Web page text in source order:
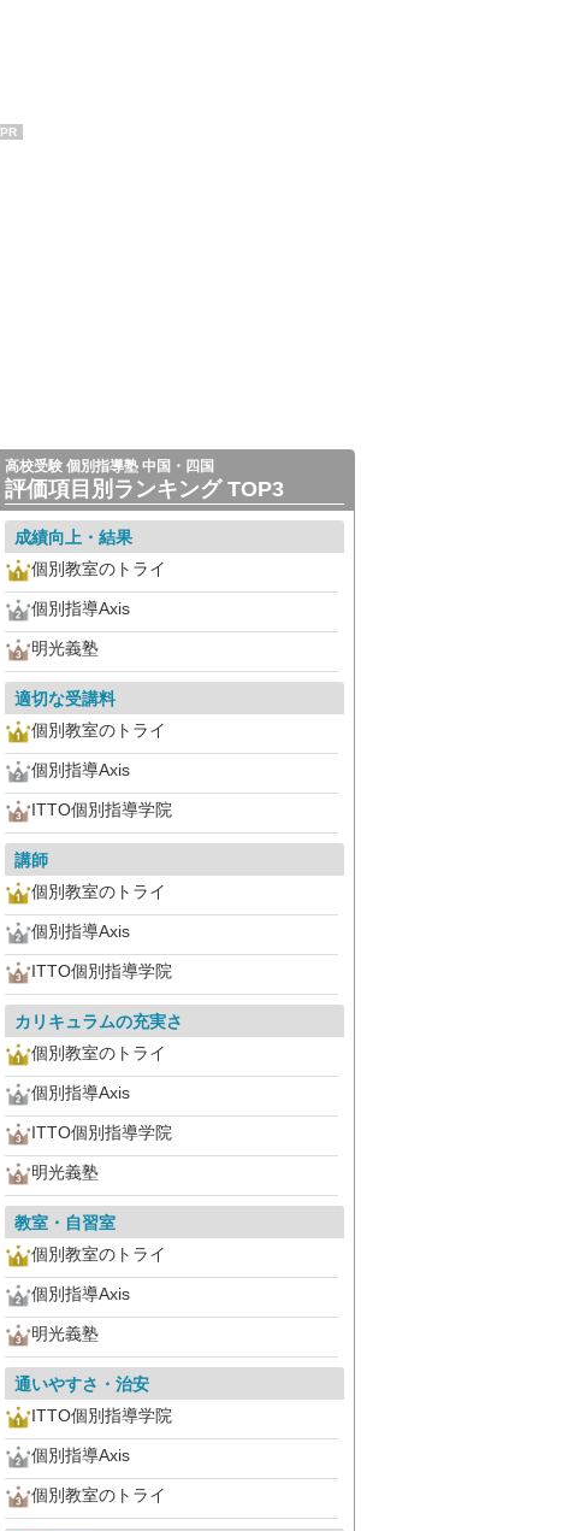
PR
高校受験 個別指導塾 中国・四国
評価項目別ランキング TOP3
成績向上・結果
個別教室のトライ
個別指導Axis
明光義塾
適切な受講料
個別教室のトライ
個別指導Axis
ITTO個別指導学院
講師
個別教室のトライ
個別指導Axis
ITTO個別指導学院
カリキュラムの充実さ
個別教室のトライ
個別指導Axis
ITTO個別指導学院
明光義塾
教室・自習室
個別教室のトライ
個別指導Axis
明光義塾
通いやすさ・治安
ITTO個別指導学院
個別指導Axis
個別教室のトライ